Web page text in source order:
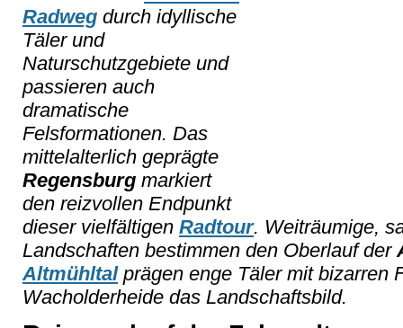
Radweg durch idyllische
Täler und
Naturschutzgebiete und
passieren auch
dramatische
Felsformationen. Das
mittelalterlich geprägte
Regensburg markiert
den reizvollen Endpunkt
dieser vielfältigen Radtour. Weiträumige,
Landschaften bestimmen den Oberlauf der
Altmühltal prägen enge Täler mit bizarren
Wacholderheide das Landschaftsbild.